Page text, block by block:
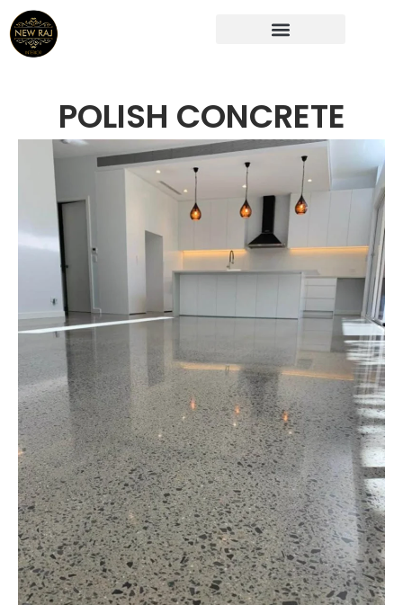
Skip
to
content
POLISH CONCRETE